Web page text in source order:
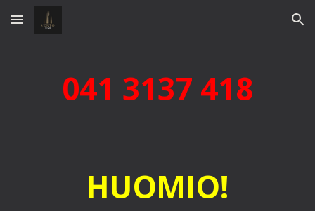
Skip to main content Skip to navigation
041 3137 418
HUOMIO!